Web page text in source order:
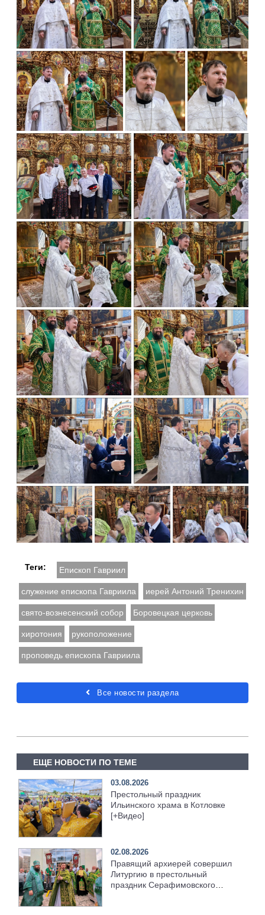
Теги: Епископ Гавриил
служение епископа Гавриила иерей Антоний Тренихин
свято-вознесенский собор Боровецкая церковь
хиротония рукоположение
проповедь епископа Гавриила
Все новости раздела
ЕЩЕ НОВОСТИ ПО ТЕМЕ
03.08.2026
Престольный праздник
Ильинского храма в Котловке
[+Видео]
02.08.2026
Правящий архиерей совершил
Литургию в престольный
праздник Серафимовского